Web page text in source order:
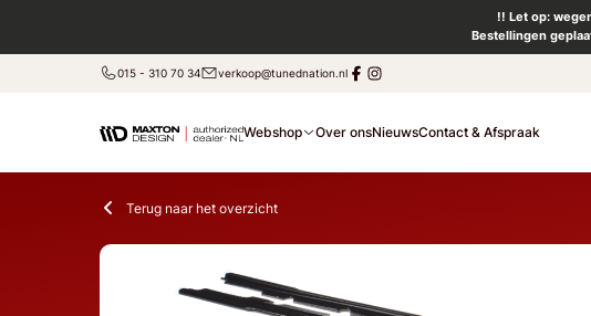
!! Let op:
Bestellingen
015 - 310 70 34 verkoop@tunednation.nl
Webshop Over onsNieuwsContact & Afspraak
Terug naar het overzicht